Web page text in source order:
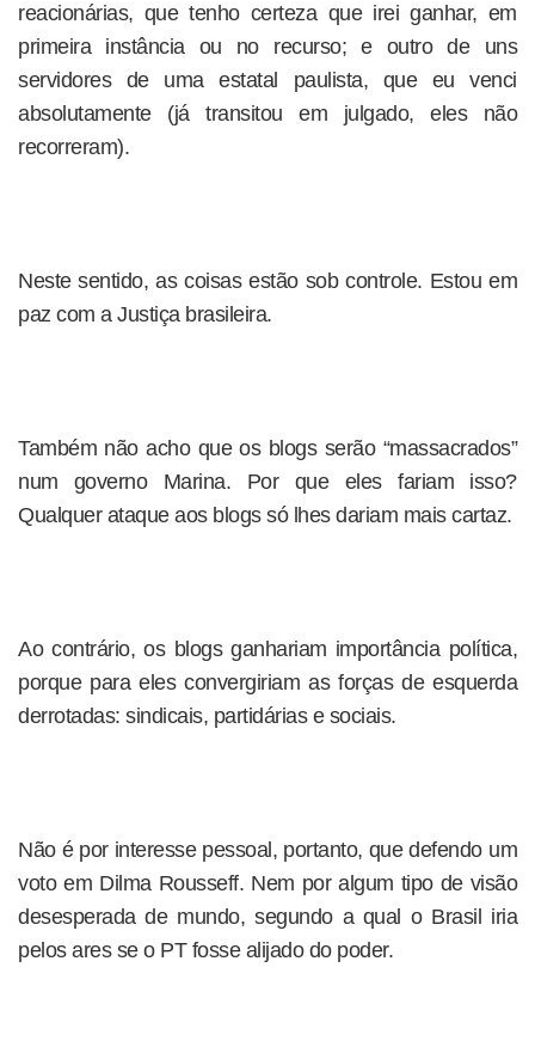
reacionárias, que tenho certeza que irei ganhar, em
primeira instância ou no recurso; e outro de uns
servidores de uma estatal paulista, que eu venci
absolutamente (já transitou em julgado, eles não
recorreram).
Neste sentido, as coisas estão sob controle. Estou em
paz com a Justiça brasileira.
Também não acho que os blogs serão “massacrados”
num governo Marina. Por que eles fariam isso?
Qualquer ataque aos blogs só lhes dariam mais cartaz.
Ao contrário, os blogs ganhariam importância política,
porque para eles convergiriam as forças de esquerda
derrotadas: sindicais, partidárias e sociais.
Não é por interesse pessoal, portanto, que defendo um
voto em Dilma Rousseff. Nem por algum tipo de visão
desesperada de mundo, segundo a qual o Brasil iria
pelos ares se o PT fosse alijado do poder.